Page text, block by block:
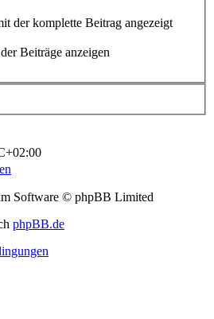
der komplette Beitrag angezeigt
Beiträge anzeigen
Software © phpBB Limited
phpBB.de